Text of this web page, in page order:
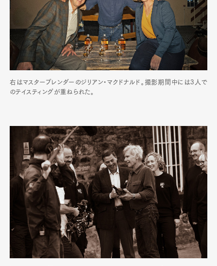
右はマスターブレンダーのジリアン・マクドナルド。撮影期間中には3人で
のテイスティングが重ねられた。